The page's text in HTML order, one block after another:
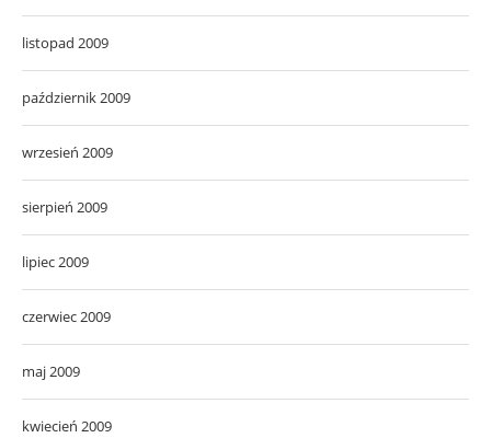
listopad 2009
październik 2009
wrzesień 2009
sierpień 2009
lipiec 2009
czerwiec 2009
maj 2009
kwiecień 2009